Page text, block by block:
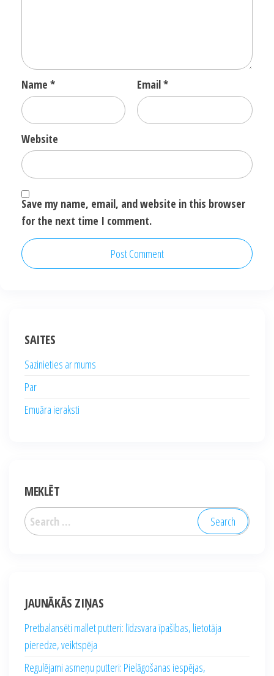
Name * Email*
Website
Save my name, email, and website in this browser
for the next time I comment.
SAITES
Sazinieties ar mums
Par
Emuāra ieraksti
MEKLĒT
Search
for:
JAUNĀKĀS ZIŅAS
Pretbalansēti mallet putteri: līdzsvara īpašības, lietotāja
pieredze, veiktspēja
Regulējami asmeņu putteri: Pielāgošanas iespējas,